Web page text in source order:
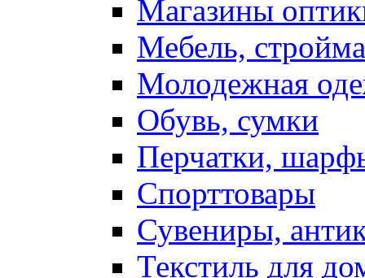
Магазины
Мебель,
Молодежная
Обувь, сумки
Перчатки,
Спорттовары
Сувениры,
Текстиль для